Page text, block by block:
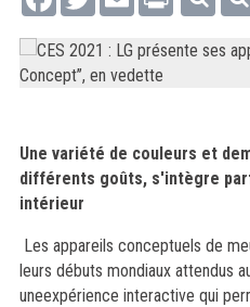
Une variété de couleurs et
différents goûts, s'intègre
intérieur
Les appareils conceptuels de
leurs débuts mondiaux attendus
uneexpérience interactive qui